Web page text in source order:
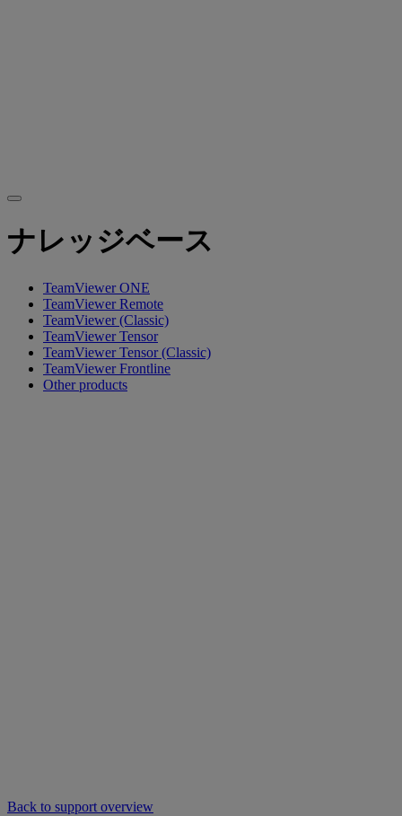
ナレッジベース
TeamViewer ONE
TeamViewer Remote
TeamViewer (Classic)
TeamViewer Tensor
TeamViewer Tensor (Classic)
TeamViewer Frontline
Other products
Back to support overview